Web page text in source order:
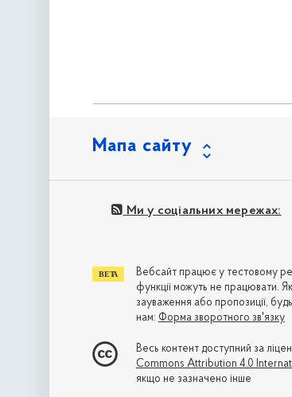
Мапа сайту
Ми у соціальних мережах:
Вебсайт працює у тестовому
функції можуть не працювати.
зауваження або пропозиції,
нам: Форма зворотного зв'язку
Весь контент доступний за
Commons Attribution 4.0
якщо не зазначено інше